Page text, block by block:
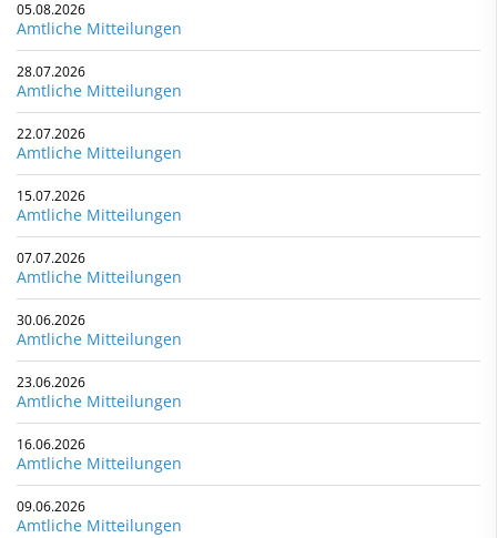
05.08.2026
Amtliche Mitteilungen
28.07.2026
Amtliche Mitteilungen
22.07.2026
Amtliche Mitteilungen
15.07.2026
Amtliche Mitteilungen
07.07.2026
Amtliche Mitteilungen
30.06.2026
Amtliche Mitteilungen
23.06.2026
Amtliche Mitteilungen
16.06.2026
Amtliche Mitteilungen
09.06.2026
Amtliche Mitteilungen